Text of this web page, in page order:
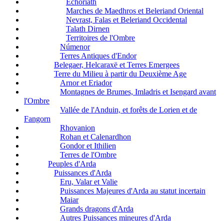
Echoriath
Marches de Maedhros et Beleriand Oriental
Nevrast, Falas et Beleriand Occidental
Talath Dirnen
Territoires de l'Ombre
Númenor
Terres Antiques d'Endor
Belegaer, Helcaraxë et Terres Emergees
Terre du Milieu à partir du Deuxième Age
Arnor et Eriador
Montagnes de Brumes, Imladris et Isengard avant
l'Ombre
Vallée de l'Anduin, et forêts de Lorien et de
Fangorn
Rhovanion
Rohan et Calenardhon
Gondor et Ithilien
Terres de l'Ombre
Peuples d'Arda
Puissances d'Arda
Eru, Valar et Valie
Puissances Majeures d'Arda au statut incertain
Maiar
Grands dragons d'Arda
Autres Puissances mineures d'Arda